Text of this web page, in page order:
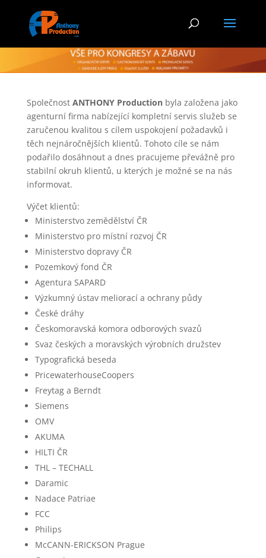
Společnost ANTHONY Productionbyla založena jako
agenturní firma nabízející kompletní servis služeb se
zaručenou kvalitou s cílem uspokojení požadavků i
těch nejnáročnějších klientů. Tohoto cíle se nám
podařilo dosáhnout a dnes pracujeme převážně pro
stabilní okruh klientů, u kterých je možné se na nás
informovat.
Výčet klientů:
Ministerstvo zemědělství ČR
Ministerstvo pro místní rozvoj ČR
Ministerstvo dopravy ČR
Pozemkový fond ČR
Agentura SAPARD
Výzkumný ústav meliorací a ochrany půdy
České dráhy
Českomoravská komora odborových svazů
Svaz českých a moravských výrobních družstev
Typografická beseda
PricewaterhouseCoopers
Freytag a Berndt
Siemens
OMV
AKUMA
HILTI ČR
THL – TECHALL
Daramic
Nadace Patriae
FCC
Philips
McCANN-ERICKSON Prague